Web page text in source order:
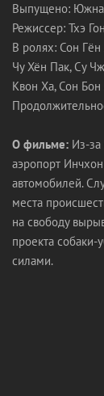
Выпущено:
Режиссер: Тхэ
В ролях: Сон
Чу Хён Пак, Су
Квон Ха, Сон Бон
О фильме: Из-
аэропорт
автомобилей.
места
на свободу
проекта
силами.